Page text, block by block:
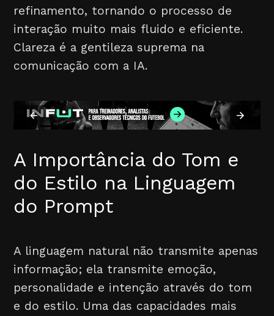
refinamento, tornando o processo de
interação muito mais fluido e eficiente.
Clareza é a gentileza suprema na
comunicação com a IA.
A Importância do Tom e
do Estilo na Linguagem
do Prompt
A linguagem natural não transmite apenas
informação; ela transmite emoção,
personalidade e intenção através do tom
e do estilo. Uma das capacidades mais